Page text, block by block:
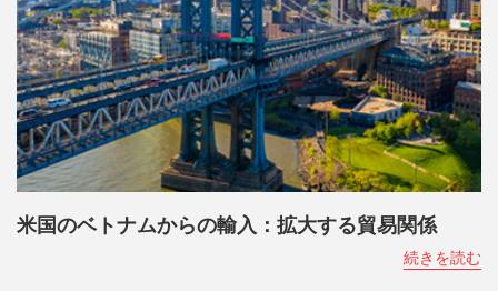
米国のベトナムからの輸入：拡大する貿易関係
続きを読む